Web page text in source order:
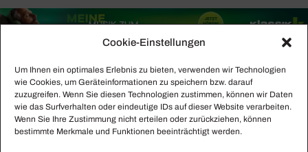
Cookie-Einstellungen
Um Ihnen ein optimales Erlebnis zu bieten, verwenden wir Technologien
wie Cookies, um Geräteinformationen zu speichern bzw. darauf
zuzugreifen. Wenn Sie diesen Technologien zustimmen, können wir Daten
wie das Surfverhalten oder eindeutige IDs auf dieser Website verarbeiten.
Wenn Sie Ihre Zustimmung nicht erteilen oder zurückziehen, können
bestimmte Merkmale und Funktionen beeinträchtigt werden.